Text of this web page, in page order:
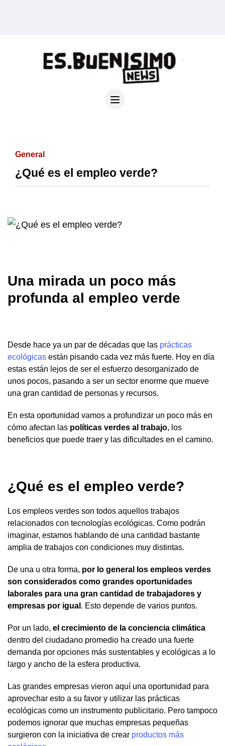
General
¿Qué es el empleo verde?
Una mirada un poco más
profunda al empleo verde
Desde hace ya un par de décadas que las prácticas
ecológicas están pisando cada vez más fuerte. Hoy en día
estas están lejos de ser el esfuerzo desorganizado de
unos pocos, pasando a ser un sector enorme que mueve
una gran cantidad de personas y recursos.
En esta oportunidad vamos a profundizar un poco más en
cómo afectan las políticas verdes al trabajo, los
beneficios que puede traer y las dificultades en el camino.
¿Qué es el empleo verde?
Los empleos verdes son todos aquellos trabajos
relacionados con tecnologías ecológicas. Como podrán
imaginar, estamos hablando de una cantidad bastante
amplia de trabajos con condiciones muy distintas.
De una u otra forma, por lo general los empleos verdes
son considerados como grandes oportunidades
laborales para una gran cantidad de trabajadores y
empresas por igual . Esto depende de varios puntos.
Por un lado, el crecimiento de la conciencia climática
dentro del ciudadano promedio ha creado una fuerte
demanda por opciones más sustentables y ecológicas a lo
largo y ancho de la esfera productiva.
Las grandes empresas vieron aquí una oportunidad para
aprovechar esto a su favor y utilizar las prácticas
ecológicas como un instrumento publicitario. Pero tampoco
podemos ignorar que muchas empresas pequeñas
surgieron con la iniciativa de crear productos más